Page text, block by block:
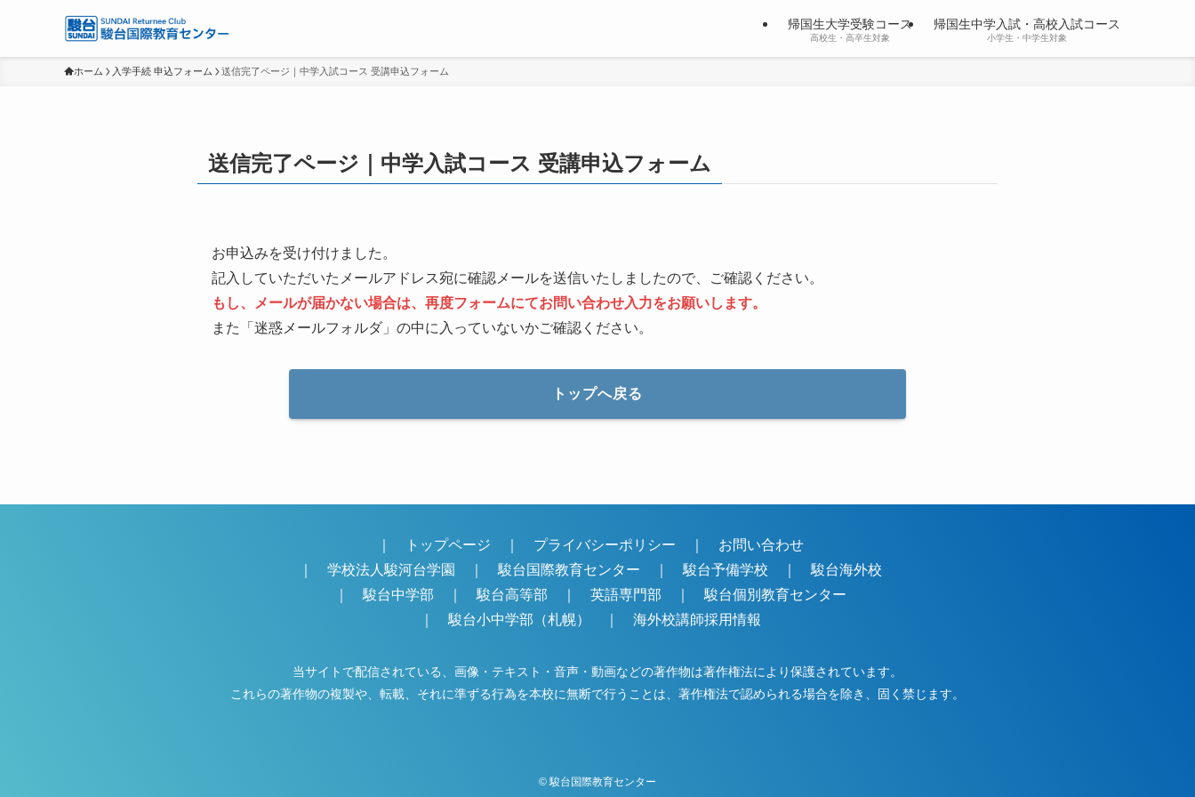
帰国生大学受験コース
高校生・高卒生対象
帰国生中学入試・高校入試コース
小学生・中学生対象
ホーム 入学手続 申込フォーム 送信完了ページ｜中学入試コース 受講申込フォーム
送信完了ページ｜中学入試コース 受講申込フォーム
お申込みを受け付けました。
記入していただいたメールアドレス宛に確認メールを送信いたしましたので、ご確認ください。
もし、メールが届かない場合は、再度フォームにてお問い合わせ入力をお願いします。
また「迷惑メールフォルダ」の中に入っていないかご確認ください。
トップへ戻る
トップページ プライバシーポリシー
お問い合わせ
学校法人駿河台学園 駿台国際教育センター 駿台予備学校
駿台海外校
駿台中学部 駿台高等部 英語専門部
駿台個別教育センター
駿台小中学部（札幌） 海外校講師採用情報
当サイトで配信されている、画像・テキスト・音声・動画などの著作物は著作権法により保護されています。
これらの著作物の複製や、転載、それに準ずる行為を本校に無断で行うことは、著作権法で認められる場合を除き、固く禁じます。
© 駿台国際教育センター